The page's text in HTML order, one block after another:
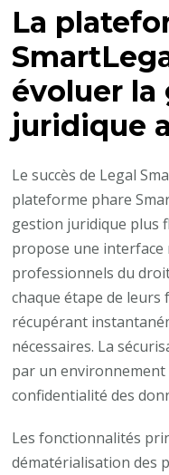
La
évoluer la
juridique
Le succès de Legal
plateforme phare
gestion juridique plus
propose une
professionnels du
chaque étape de
récupérant
nécessaires. La
par un environnement
confidentialité des
Les fonctionnalités
dématérialisation des